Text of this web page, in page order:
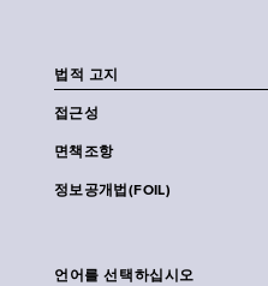
법적 고지
접근성
면책조항
정보공개법(FOIL)
언어를 선택하십시오